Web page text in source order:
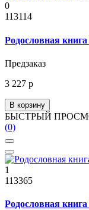
0
113114
Родословная
Предзаказ
3 227 р
В корзину
БЫСТРЫЙ
(0)
1
113365
Родословная